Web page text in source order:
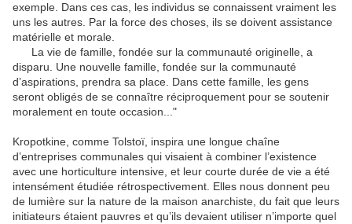
exemple. Dans ces cas, les individus se connaissent vraiment les
uns les autres. Par la force des choses, ils se doivent assistance
matérielle et morale.
La vie de famille, fondée sur la communauté originelle, a
disparu. Une nouvelle famille, fondée sur la communauté
d’aspirations, prendra sa place. Dans cette famille, les gens
seront obligés de se connaître réciproquement pour se soutenir
moralement en toute occasion..."
Kropotkine, comme Tolstoï, inspira une longue chaîne
d’entreprises communales qui visaient à combiner l’existence
avec une horticulture intensive, et leur courte durée de vie a été
intensément étudiée rétrospectivement. Elles nous donnent peu
de lumière sur la nature de la maison anarchiste, du fait que leurs
initiateurs étaient pauvres et qu’ils devaient utiliser n’importe quel